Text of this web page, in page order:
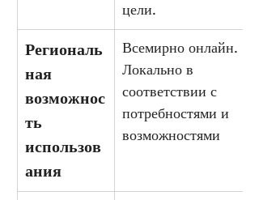
цели.
Региональ
ная
возможнос
ть
использов
ания
Всемирно онлайн.
Локально в
соответствии с
потребностями и
возможностями